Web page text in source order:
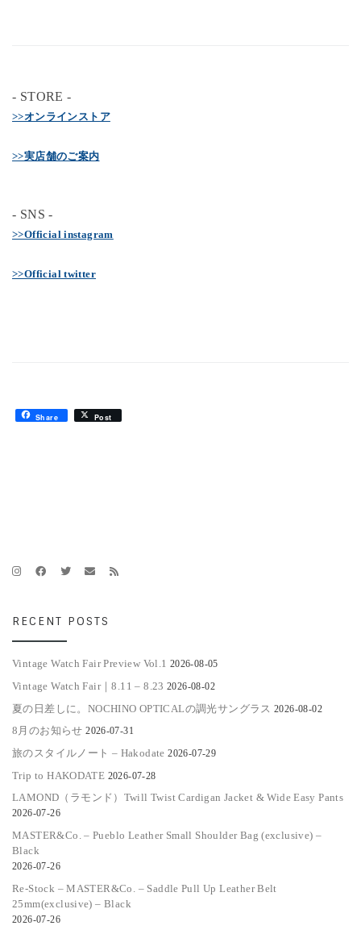
- STORE -
>>オンラインストア
>>実店舗のご案内
- SNS -
>>Official instagram
>>Official twitter
Share Post
RECENT POSTS
Vintage Watch Fair Preview Vol.1 2026-08-05
Vintage Watch Fair｜8.11 – 8.23 2026-08-02
夏の日差しに。NOCHINO OPTICALの調光サングラス 2026-08-02
8月のお知らせ 2026-07-31
旅のスタイルノート – Hakodate 2026-07-29
Trip to HAKODATE 2026-07-28
LAMOND（ラモンド）Twill Twist Cardigan Jacket & Wide Easy Pants
2026-07-26
MASTER&Co. – Pueblo Leather Small Shoulder Bag (exclusive) –
Black
2026-07-26
Re-Stock – MASTER&Co. – Saddle Pull Up Leather Belt
25mm(exclusive) – Black
2026-07-26